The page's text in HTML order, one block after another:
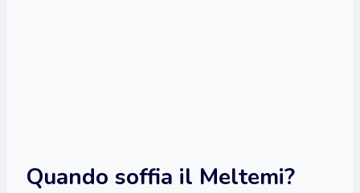
Quando soffia il Meltemi?